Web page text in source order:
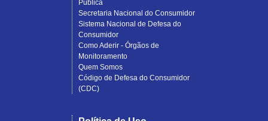
Pública
Secretaria Nacional do Consumidor
Sistema Nacional de Defesa do
Consumidor
Como Aderir - Órgãos de
Monitoramento
Quem Somos
Código de Defesa do Consumidor
(CDC)